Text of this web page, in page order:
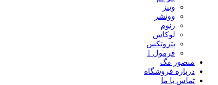
وینز
وونشر
زنوم
لوکاس
پتروتکس
فرمول 1
منصور مگ
درباره فروشگاه
تماس با ما